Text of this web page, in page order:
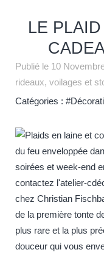
LE
Publié le 10
rideaux, voilages et
Catégories :
du feu enveloppée
soirées et week-end
contactez l'atelier-
chez Christian
de la première tonte
plus rare et la plus
douceur qui vous